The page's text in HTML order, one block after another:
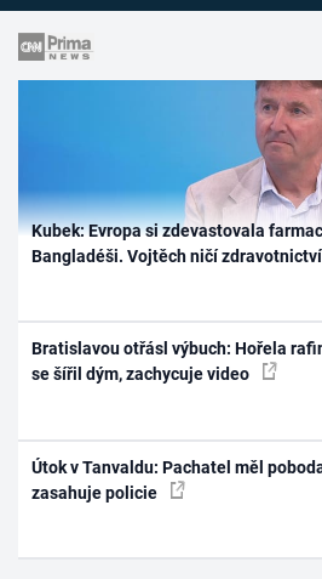
Kubek: Evropa si zdevastovala
Bangladéši. Vojtěch ničí zdravotnictví
Bratislavou otřásl výbuch: Hořela
se šířil dým, zachycuje video
Útok v Tanvaldu: Pachatel měl
zasahuje policie